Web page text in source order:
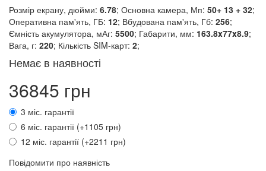
Розмір екрану, дюйми: 6.78; Основна камера, Мп: 50+ 13 + 32;
Оперативна пам'ять, ГБ: 12; Вбудована пам'ять, Гб: 256;
Ємність акумулятора, мАг: 5500; Габарити, мм: 163.8x77x8.9;
Вага, г: 220; Кількість SIM-карт: 2;
Немає в наявності
36845 грн
3 міс. гарантії
6 міс. гарантії (+1105 грн)
12 міс. гарантії (+2211 грн)
Повідомити про наявність